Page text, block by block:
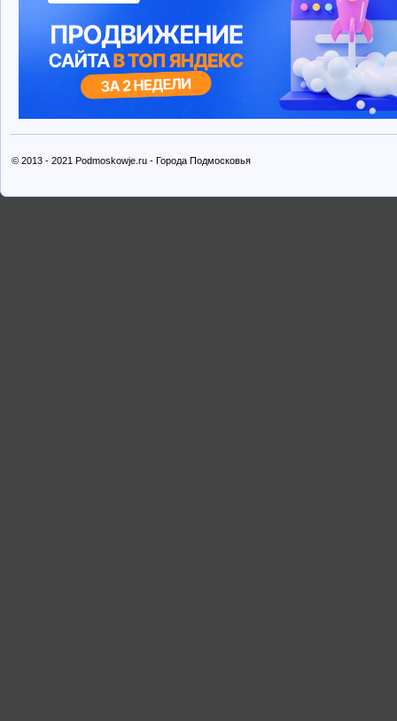
© 2013 - 2021 Podmoskowje.ru - Города Подмосковья